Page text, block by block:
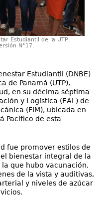
Estudiantil de la UTP,
N°17.
Estudiantil (DNBE)
de Panamá (UTP),
en su décima séptima
y Logística (EAL) de
(FIM), ubicada en
Pacífico de esta
fue promover estilos de
bienestar integral de la
que hubo vacunación,
de la vista y auditivas,
y niveles de azúcar